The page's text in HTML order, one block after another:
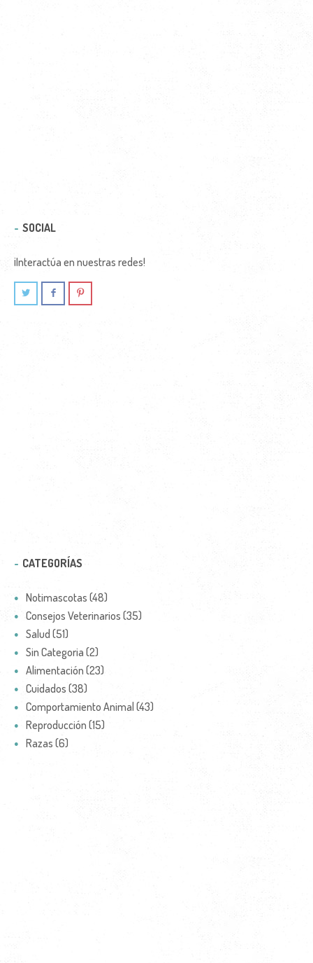
SOCIAL
¡Interactúa en nuestras redes!
CATEGORÍAS
Notimascotas (48)
Consejos Veterinarios (35)
Salud (51)
Sin Categoria (2)
Alimentación (23)
Cuidados (38)
Comportamiento Animal (43)
Reproducción (15)
Razas (6)